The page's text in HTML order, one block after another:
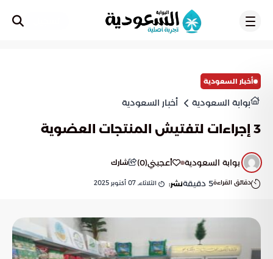
أخبار السعودية
بوابة السعودية أخبار السعودية
3 إجراءات لتفتيش المنتجات العضوية
بوابة السعودية أعجبني(
0
) شارك
دقائق القراءة5 دقيقةنشر: الثلاثاء, 07 أكتوبر 2025